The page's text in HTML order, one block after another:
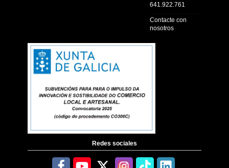
641.922.761
Contacte con
nosotros
Redes sociales